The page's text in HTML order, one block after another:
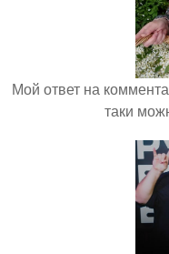
Мой ответ на
таки